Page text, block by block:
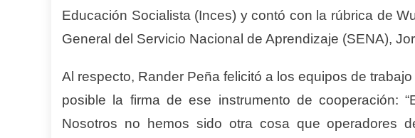
Educación Socialista (Inces) y contó con la rúbrica de
General del Servicio Nacional de Aprendizaje (SENA),
Al respecto, Rander Peña felicitó a los equipos de
posible la firma de ese instrumento de cooperación:
Nosotros no hemos sido otra cosa que operadores